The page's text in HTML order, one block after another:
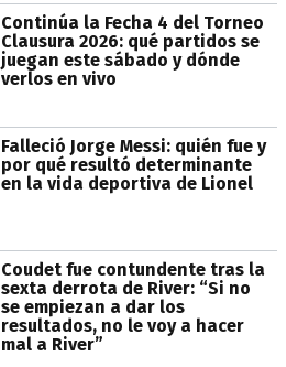
Continúa la Fecha 4 del Torneo
Clausura 2026: qué partidos se
juegan este sábado y dónde
verlos en vivo
Falleció Jorge Messi: quién fue y
por qué resultó determinante
en la vida deportiva de Lionel
Coudet fue contundente tras la
sexta derrota de River: “Si no
se empiezan a dar los
resultados, no le voy a hacer
mal a River”